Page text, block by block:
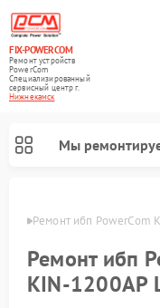
FIX-POWERCOM
Ремонт устройств
PowerCom
Специализированный
cервисный центр г.
Нижнекамск
Мы
Ремонт ибп PowerCom
Ремонт ибп
KIN-1200AP